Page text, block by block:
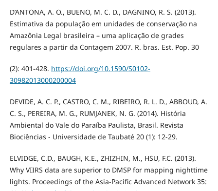
D’ANTONA, A. O., BUENO, M. C. D., DAGNINO, R. S. (2013).
Estimativa da população em unidades de conservação na
Amazônia Legal brasileira – uma aplicação de grades
regulares a partir da Contagem 2007. R. bras. Est. Pop. 30
(2): 401-428. https://doi.org/10.1590/S0102-
30982013000200004
DEVIDE, A. C. P., CASTRO, C. M., RIBEIRO, R. L. D., ABBOUD, A.
C. S., PEREIRA, M. G., RUMJANEK, N. G. (2014). História
Ambiental do Vale do Paraíba Paulista, Brasil. Revista
Biociências - Universidade de Taubaté 20 (1): 12-29.
ELVIDGE, C.D., BAUGH, K.E., ZHIZHIN, M., HSU, F.C. (2013).
Why VIIRS data are superior to DMSP for mapping nighttime
lights. Proceedings of the Asia-Pacific Advanced Network 35: